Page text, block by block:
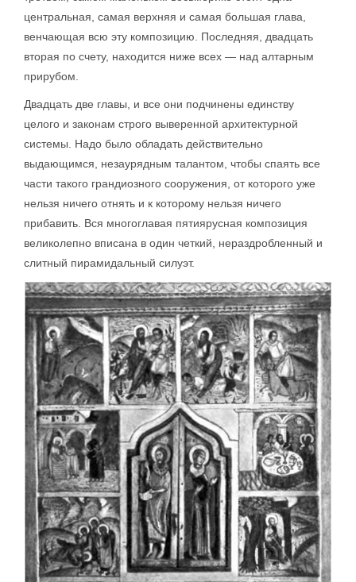
центральная, самая верхняя и самая большая глава,
венчающая всю эту композицию. Последняя, двадцать
вторая по счету, находится ниже всех — над алтарным
прирубом.
Двадцать две главы, и все они подчинены единству
целого и законам строго выверенной архитектурной
системы. Надо было обладать действительно
выдающимся, незаурядным талантом, чтобы спаять все
части такого грандиозного сооружения, от которого уже
нельзя ничего отнять и к которому нельзя ничего
прибавить. Вся многоглавая пятиярусная композиция
великолепно вписана в один четкий, нераздробленный и
слитный пирамидальный силуэт.